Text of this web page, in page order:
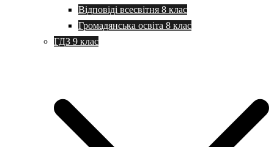
Відповіді всесвітня 8 клас
Громадянська освіта 8 клас
ГДЗ 9 клас